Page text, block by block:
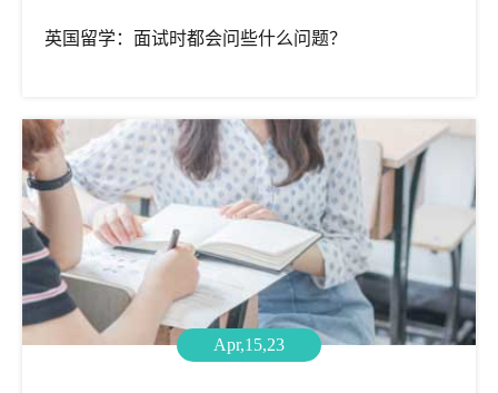
英国留学：面试时都会问些什么问题？
Apr,15,23